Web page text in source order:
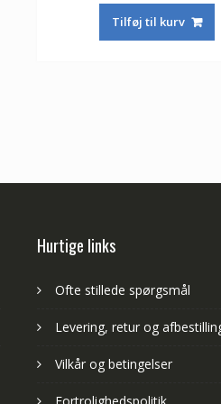
pris
var:
Tilføj til kurv
Hurtige links
Ofte stillede spørgsmål
Levering, retur og
Vilkår og betingelser
Fortrolighedspolitik